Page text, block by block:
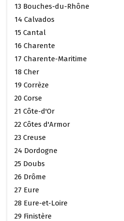
13 Bouches-du-Rhône
14 Calvados
15 Cantal
16 Charente
17 Charente-Maritime
18 Cher
19 Corrèze
20 Corse
21 Côte-d'Or
22 Côtes d'Armor
23 Creuse
24 Dordogne
25 Doubs
26 Drôme
27 Eure
28 Eure-et-Loire
29 Finistère